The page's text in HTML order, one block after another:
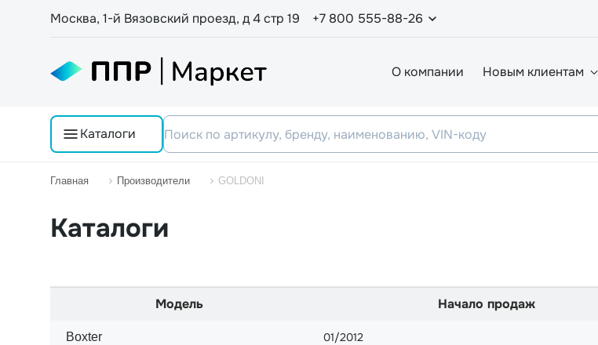
Москва, 1-й Вязовский проезд, д 4 стр 19 +7 800 555-88-26
О компании Новым клиентам
Каталоги
Главная Производители GOLDONI
Каталоги
Модель Начало продаж
Boxter 01/2012